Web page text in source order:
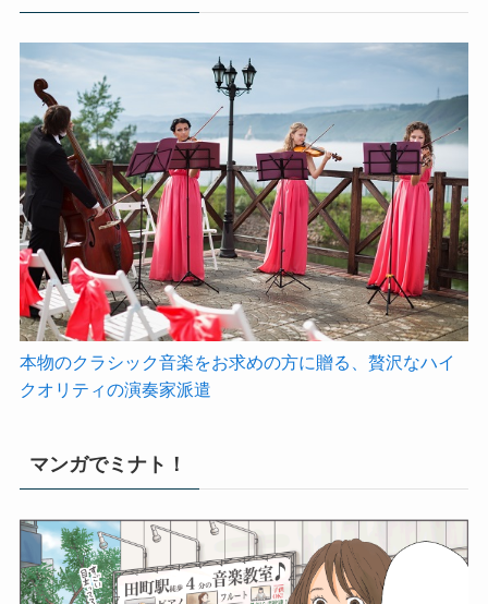
本物のクラシック音楽をお求めの方に贈る、贅沢なハイ
クオリティの演奏家派遣
マンガでミナト！